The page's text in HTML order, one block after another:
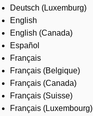
Contact us
Careers
Deutsch (Luxemburg)
English
English (Canada)
Español
Français
Français (Belgique)
Français (Canada)
Français (Suisse)
Français (Luxembourg)